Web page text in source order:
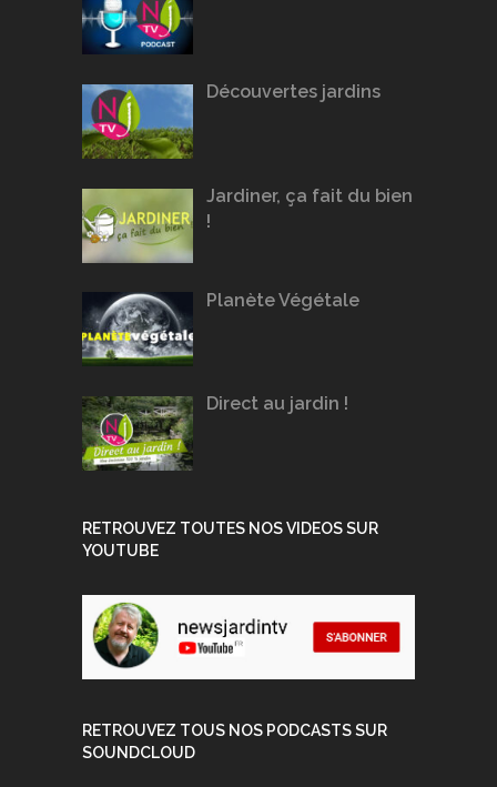
Découvertes jardins
Jardiner, ça fait du bien
!
Planète Végétale
Direct au jardin !
RETROUVEZ TOUTES NOS VIDEOS SUR
YOUTUBE
RETROUVEZ TOUS NOS PODCASTS SUR
SOUNDCLOUD